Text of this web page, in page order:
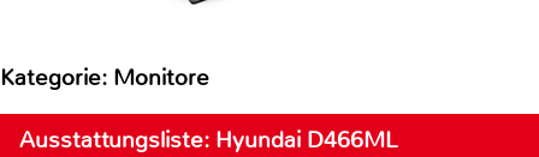
Kategorie: Monitore
Ausstattungsliste: Hyundai D466ML